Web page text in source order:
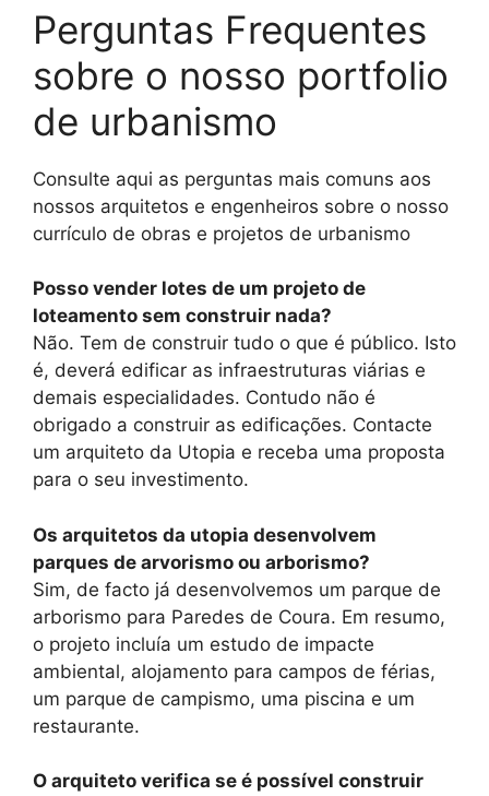
Perguntas Frequentes
sobre o nosso portfolio
de urbanismo
Consulte aqui as perguntas mais comuns aos
nossos arquitetos e engenheiros sobre o nosso
currículo de obras e projetos de urbanismo
Posso vender lotes de um projeto de
loteamento sem construir nada?
Não. Tem de construir tudo o que é público. Isto
é, deverá edificar as infraestruturas viárias e
demais especialidades. Contudo não é
obrigado a construir as edificações. Contacte
um arquiteto da Utopia e receba uma proposta
para o seu investimento.
Os arquitetos da utopia desenvolvem
parques de arvorismo ou arborismo?
Sim, de facto já desenvolvemos um parque de
arborismo para Paredes de Coura. Em resumo,
o projeto incluía um estudo de impacte
ambiental, alojamento para campos de férias,
um parque de campismo, uma piscina e um
restaurante.
O arquiteto verifica se é possível construir